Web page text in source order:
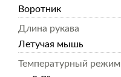
Воротник
Длина рукава
Летучая мышь
Температурный режим